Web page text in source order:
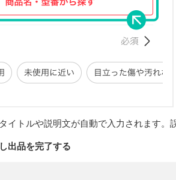
イトルや説明文が自動で入力されます。
出品を完了する